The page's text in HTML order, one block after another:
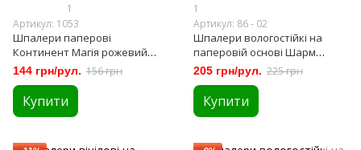
1
Артикул: 1053
Шпалери паперові
Континент Магія рожевий
0,53 х 10,05м (1053)
144 грн/рул. 156 грн
Купити
1
Артикул: 86 - 02
Шпалери вологостійкі на
паперовій основі Шарм
Шамот сірий 0,53 х 10,05м (86-
205 грн/рул. 225 грн
Купити